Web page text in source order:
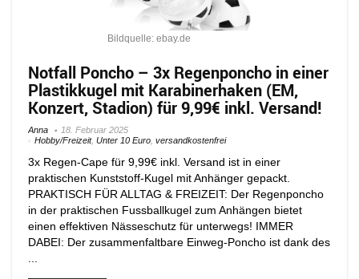
Bildquelle: ebay.de
Notfall Poncho – 3x Regenponcho in einer
Plastikkugel mit Karabinerhaken (EM,
Konzert, Stadion) für 9,99€ inkl. Versand!
Anna
18. Februar 2025
Hobby/Freizeit, Unter 10 Euro versandkostenfrei
3x Regen-Cape für 9,99€ inkl. Versand ist in einer
praktischen Kunststoff-Kugel mit Anhänger gepackt.
PRAKTISCH FÜR ALLTAG & FREIZEIT: Der Regenponcho
in der praktischen Fussballkugel zum Anhängen bietet
einen effektiven Nässeschutz für unterwegs! IMMER
DABEI: Der zusammenfaltbare Einweg-Poncho ist dank des